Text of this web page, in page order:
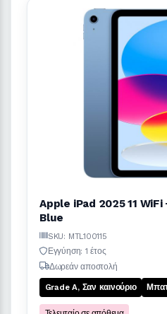
Apple iPad 2025 11 WiFi
Blue
SKU: MTL100115
Εγγύηση: 1 έτος
Δωρεάν αποστολή
Grade A, Σαν καινούριο